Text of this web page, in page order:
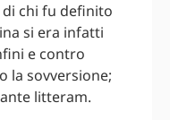
chi fu definito
si era infatti
e contro
la sovversione;
litteram.